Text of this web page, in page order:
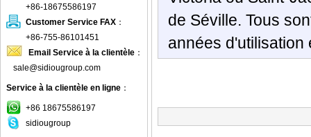
aluminium
meubles en bois en plein air
Meubles en rotin extérieur
Meubles Hôtel Outdoor
Meubles Woodard
Mobilier de jardin en métal
+86-18675586197
Customer Service FAX ：
+86-755-86101451
Email Service à la clientèle ：
sale@sidiougroup.com
Service à la clientèle en ligne ：
+86 18675586197
sidiougroup
de Séville. Tous
années d'utilisation